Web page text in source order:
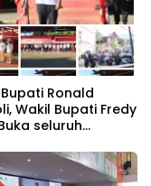
Ronald
Wakil Bupati Fredy
seluruh
HUT RI ke 81